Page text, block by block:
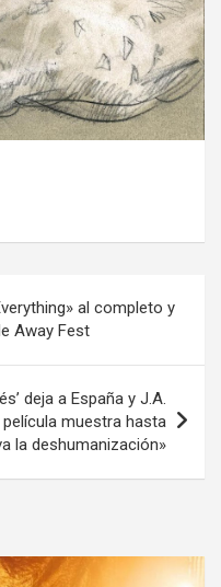
al completo y
Away Fest
deja a España y J.A.
muestra hasta
la deshumanización»